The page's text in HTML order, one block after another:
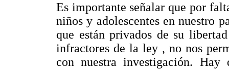
Es importante señalar que por
niños y adolescentes en nuestro
que están privados de su
infractores de la ley , no nos
con nuestra investigación.